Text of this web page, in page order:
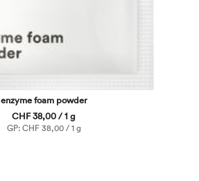
enzyme foam powder
CHF 38,00 / 1 g
GP: CHF 38,00 / 1 g